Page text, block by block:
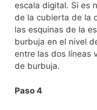
escala digital. Si es
de la cubierta de la
las esquinas de la
burbuja en el nivel
entre las dos líneas
de burbuja.
Paso 4